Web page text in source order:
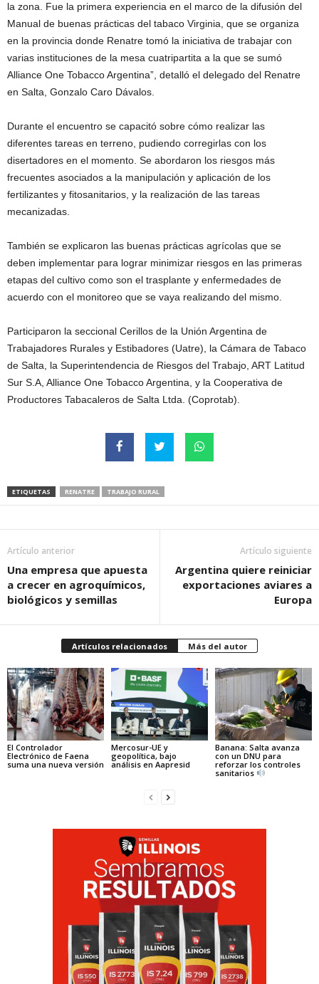
la zona. Fue la primera experiencia en el marco de la difusión del
Manual de buenas prácticas del tabaco Virginia, que se organiza
en la provincia donde Renatre tomó la iniciativa de trabajar con
varias instituciones de la mesa cuatripartita a la que se sumó
Alliance One Tobacco Argentina”, detalló el delegado del Renatre
en Salta, Gonzalo Caro Dávalos.
Durante el encuentro se capacitó sobre cómo realizar las
diferentes tareas en terreno, pudiendo corregirlas con los
disertadores en el momento. Se abordaron los riesgos más
frecuentes asociados a la manipulación y aplicación de los
fertilizantes y fitosanitarios, y la realización de las tareas
mecanizadas.
También se explicaron las buenas prácticas agrícolas que se
deben implementar para lograr minimizar riesgos en las primeras
etapas del cultivo como son el trasplante y enfermedades de
acuerdo con el monitoreo que se vaya realizando del mismo.
Participaron la seccional Cerillos de la Unión Argentina de
Trabajadores Rurales y Estibadores (Uatre), la Cámara de Tabaco
de Salta, la Superintendencia de Riesgos del Trabajo, ART Latitud
Sur S.A, Alliance One Tobacco Argentina, y la Cooperativa de
Productores Tabacaleros de Salta Ltda. (Coprotab).
ETIQUETAS RENATRE TRABAJO RURAL
Artículo anterior
Una empresa que apuesta
a crecer en agroquímicos,
biológicos y semillas
Artículo siguiente
Argentina quiere reiniciar
exportaciones aviares a
Europa
Artículos relacionados Más del autor
El Controlador
Electrónico de Faena
suma una nueva versión
Mercosur-UE y
geopolítica, bajo
análisis en Aapresid
Banana: Salta avanza
con un DNU para
reforzar los controles
sanitarios